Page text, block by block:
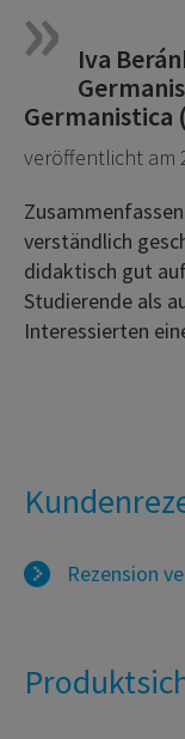
Iva
Germanistica
veröffentlicht am
verständlich
didaktisch gut
Studierende als
Interessierten
Rezension